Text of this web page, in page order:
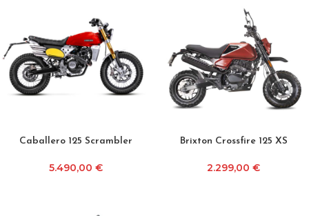
Caballero 125 Scrambler
5.490,00 €
Brixton Crossfire 125 XS
2.299,00 €